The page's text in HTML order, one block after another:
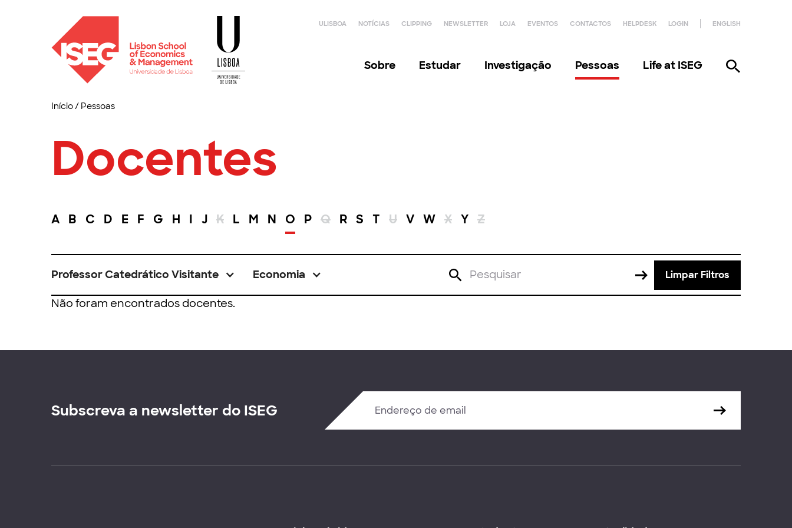
ULISBOA NOTÍCIAS CLIPPING NEWSLETTER LOJA EVENTOS CONTACTOS HELPDESK LOGIN ENGLISH
Sobre Estudar Investigação Pessoas Life at ISEG
Início/ Pessoas
Docentes
A B C D E F G H I J K L M N O P Q R S T U V W X Y Z
Professor Catedrático Visitante Economia Limpar Filtros
Não foram encontrados docentes.
Subscreva a newsletter do ISEG